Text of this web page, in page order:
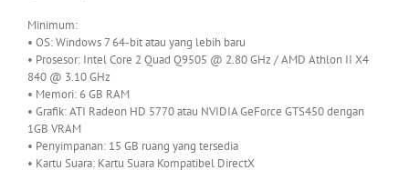
Minimum:
• OS: Windows 7 64-bit atau yang lebih baru
• Prosesor: Intel Core 2 Quad Q9505 @ 2.80 GHz / AMD Athlon II X4
840 @ 3.10 GHz
• Memori: 6 GB RAM
• Grafik: ATI Radeon HD 5770 atau NVIDIA GeForce GTS450 dengan
1GB VRAM
• Penyimpanan: 15 GB ruang yang tersedia
• Kartu Suara: Kartu Suara Kompatibel DirectX